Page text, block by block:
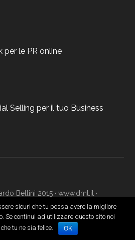
per le PR online
Selling per il tuo Business
Bellini 2015 · www.dml.it ·
· Login
sicuri che tu possa avere la migliore
Se continui ad utilizzare questo sito noi
tu ne sia felice.
OK